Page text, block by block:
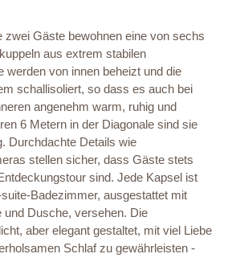
zwei Gäste bewohnen eine von sechs
aus extrem stabilen
werden von innen beheizt und die
schallisoliert, so dass es auch bei
angenehm warm, ruhig und
6 Metern in der Diagonale sind sie
Durchdachte Details wie
stellen sicher, dass Gäste stets
sind. Jede Kapsel ist
Badezimmer, ausgestattet mit
und Dusche, versehen. Die
aber elegant gestaltet, mit viel Liebe
Schlaf zu gewährleisten -